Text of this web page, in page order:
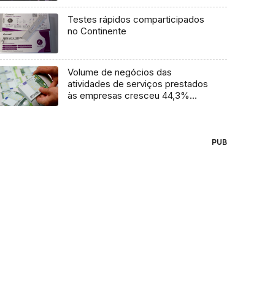
Testes rápidos comparticipados
no Continente
Volume de negócios das
atividades de serviços prestados
às empresas cresceu 44,3%
PUB